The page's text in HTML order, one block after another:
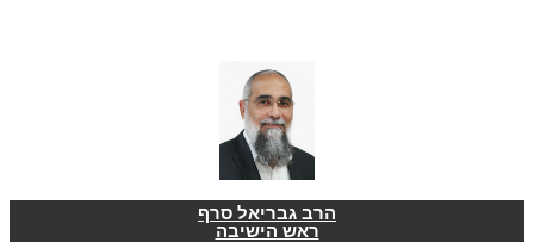
הרב גבריאל סרף
ראש הישיבה